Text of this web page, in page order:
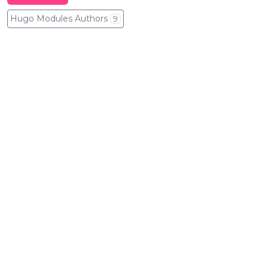
Hugo Modules Authors 9